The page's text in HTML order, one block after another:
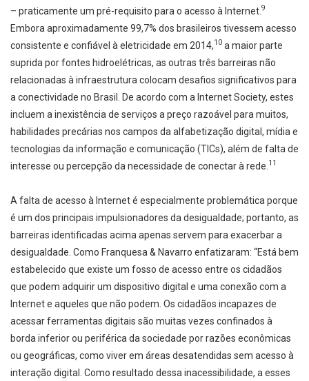
– praticamente um pré-requisito para o acesso à Internet. 9
Embora aproximadamente 99,7% dos brasileiros tivessem acesso
consistente e confiável à eletricidade em 2014,10 a maior parte
suprida por fontes hidroelétricas, as outras três barreiras não
relacionadas à infraestrutura colocam desafios significativos para
a conectividade no Brasil. De acordo com a Internet Society, estes
incluem a inexistência de serviços a preço razoável para muitos,
habilidades precárias nos campos da alfabetização digital, mídia e
tecnologias da informação e comunicação (TICs), além de falta de
interesse ou percepção da necessidade de conectar à rede. 11
A falta de acesso à Internet é especialmente problemática porque
é um dos principais impulsionadores da desigualdade; portanto, as
barreiras identificadas acima apenas servem para exacerbar a
desigualdade. Como Franquesa & Navarro enfatizaram: “Está bem
estabelecido que existe um fosso de acesso entre os cidadãos
que podem adquirir um dispositivo digital e uma conexão com a
Internet e aqueles que não podem. Os cidadãos incapazes de
acessar ferramentas digitais são muitas vezes confinados à
borda inferior ou periférica da sociedade por razões econômicas
ou geográficas, como viver em áreas desatendidas sem acesso à
interação digital. Como resultado dessa inacessibilidade, a esses